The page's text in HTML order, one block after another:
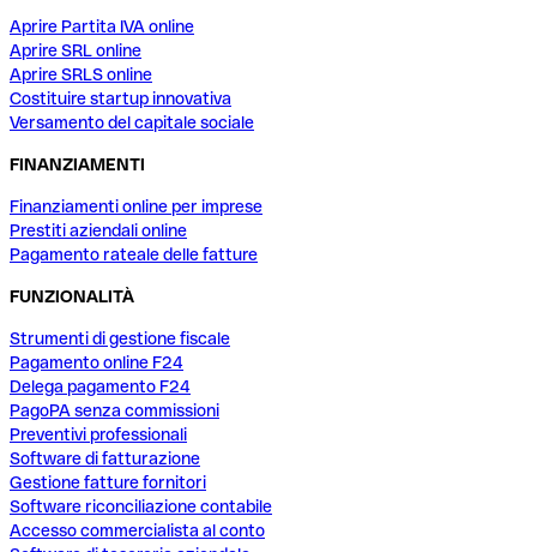
Aprire Partita IVA online
Aprire SRL online
Aprire SRLS online
Costituire startup innovativa
Versamento del capitale sociale
FINANZIAMENTI
Finanziamenti online per imprese
Prestiti aziendali online
Pagamento rateale delle fatture
FUNZIONALITÀ
Strumenti di gestione fiscale
Pagamento online F24
Delega pagamento F24
PagoPA senza commissioni
Preventivi professionali
Software di fatturazione
Gestione fatture fornitori
Software riconciliazione contabile
Accesso commercialista al conto